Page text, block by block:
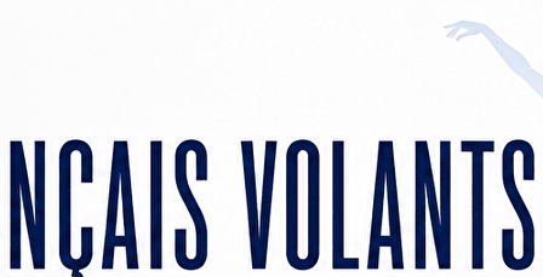
?>
Images de la page d'accueil
Cliquez pour éditer